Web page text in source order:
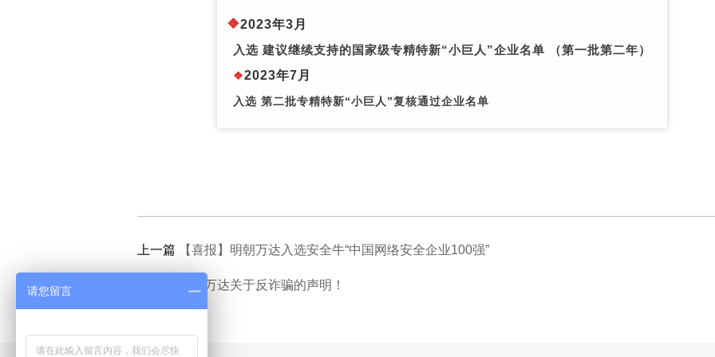
❖2023年3月
入选 建议继续支持的国家级专精特新“小巨人”企业名单 （第一批第二年）
❖2023年7月
入选 第二批专精特新“小巨人”复核通过企业名单
上一篇 【喜报】明朝万达入选安全牛“中国网络安全企业100强”
明朝万达关于反诈骗的声明！
请您留言